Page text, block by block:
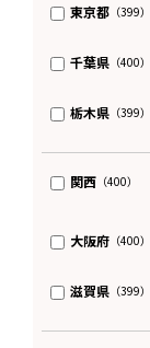
東京都（399）
千葉県（400）
栃木県（399）
関西（400）
大阪府（400）
滋賀県（399）